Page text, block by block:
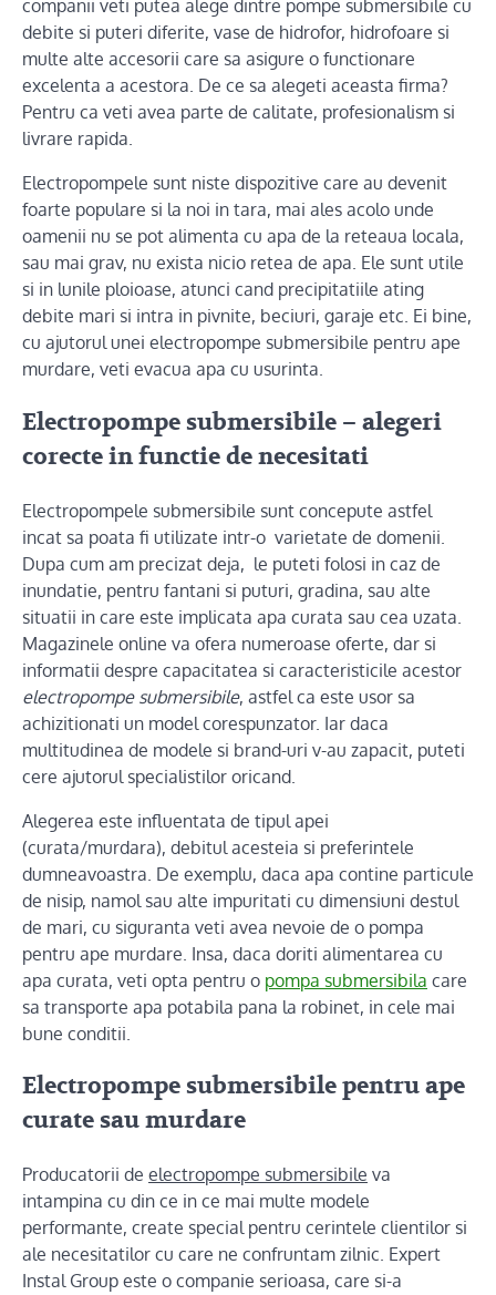
companii veti putea alege dintre pompe submersibile cu
debite si puteri diferite, vase de hidrofor, hidrofoare si
multe alte accesorii care sa asigure o functionare
excelenta a acestora. De ce sa alegeti aceasta firma?
Pentru ca veti avea parte de calitate, profesionalism si
livrare rapida.
Electropompele sunt niste dispozitive care au devenit
foarte populare si la noi in tara, mai ales acolo unde
oamenii nu se pot alimenta cu apa de la reteaua locala,
sau mai grav, nu exista nicio retea de apa. Ele sunt utile
si in lunile ploioase, atunci cand precipitatiile ating
debite mari si intra in pivnite, beciuri, garaje etc. Ei bine,
cu ajutorul unei electropompe submersibile pentru ape
murdare, veti evacua apa cu usurinta.
Electropompe submersibile – alegeri
corecte in functie de necesitati
Electropompele submersibile sunt concepute astfel
incat sa poata fi utilizate intr-o varietate de domenii.
Dupa cum am precizat deja, le puteti folosi in caz de
inundatie, pentru fantani si puturi, gradina, sau alte
situatii in care este implicata apa curata sau cea uzata.
Magazinele online va ofera numeroase oferte, dar si
informatii despre capacitatea si caracteristicile acestor
electropompe submersibile, astfel ca este usor sa
achizitionati un model corespunzator. Iar daca
multitudinea de modele si brand-uri v-au zapacit, puteti
cere ajutorul specialistilor oricand.
Alegerea este influentata de tipul apei
(curata/murdara), debitul acesteia si preferintele
dumneavoastra. De exemplu, daca apa contine particule
de nisip, namol sau alte impuritati cu dimensiuni destul
de mari, cu siguranta veti avea nevoie de o pompa
pentru ape murdare. Insa, daca doriti alimentarea cu
apa curata, veti opta pentru o pompa submersibila care
sa transporte apa potabila pana la robinet, in cele mai
bune conditii.
Electropompe submersibile pentru ape
curate sau murdare
Producatorii de electropompe submersibile va
intampina cu din ce in ce mai multe modele
performante, create special pentru cerintele clientilor si
ale necesitatilor cu care ne confruntam zilnic. Expert
Instal Group este o companie serioasa, care si-a